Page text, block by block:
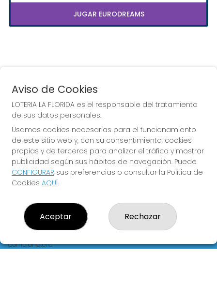
JUGAR EURODREAMS
COMPRA EN LOTERIA LA
FLORIDA
Y QUE LAS MEIGAS TE
ACOMPAÑEN
LOTERIA LA FLORIDA
Comprar lotería
Aviso de Cookies
LOTERIA LA FLORIDA es el responsable del tratamiento
de sus datos personales.
Usamos cookies necesarias para el funcionamiento
de este sitio web y, con su consentimiento, cookies
propias y de terceros para analizar el tráfico y mostrar
publicidad según sus hábitos de navegación. Puede
CONFIGURAR sus preferencias o consultar la Política de
Cookies AQUÍ.
Aceptar Rechazar